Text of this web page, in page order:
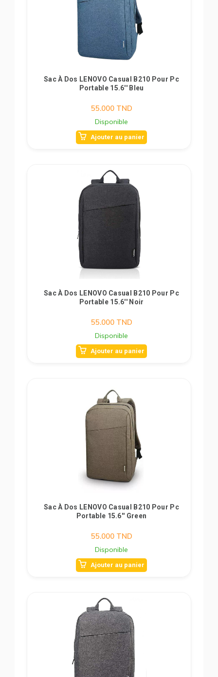
Sac À Dos LENOVO Casual B210 Pour Pc
Portable 15.6'' Bleu
55.000TND
Disponible
Ajouter au panier
Sac À Dos LENOVO Casual B210 Pour Pc
Portable 15.6'' Noir
55.000TND
Disponible
Ajouter au panier
Sac À Dos LENOVO Casual B210 Pour Pc
Portable 15.6'' Green
55.000TND
Disponible
Ajouter au panier